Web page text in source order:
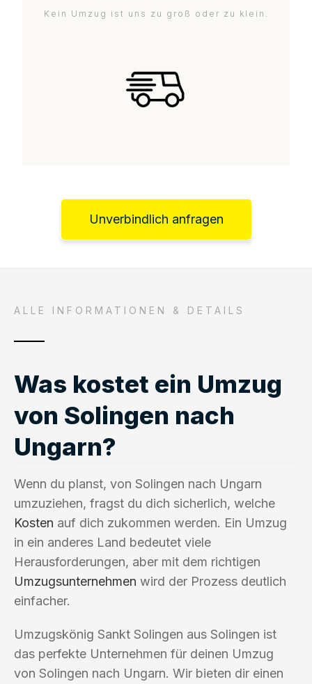
Kein Umzug ist uns zu groß oder zu klein.
Unverbindlich anfragen
ALLE INFORMATIONEN & DETAILS
Was kostet ein Umzug
von Solingen nach
Ungarn?
Wenn du planst, von Solingen nach Ungarn
umzuziehen, fragst du dich sicherlich, welche
Kosten auf dich zukommen werden. Ein Umzug
in ein anderes Land bedeutet viele
Herausforderungen, aber mit dem richtigen
Umzugsunternehmen wird der Prozess deutlich
einfacher.
Umzugskönig Sankt Solingen aus Solingen ist
das perfekte Unternehmen für deinen Umzug
von Solingen nach Ungarn. Wir bieten dir einen